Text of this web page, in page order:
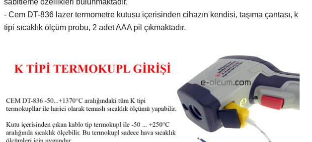
sabitleme özellikleri bulunmaktadır.
- Cem DT-836 lazer termometre kutusu içerisinden cihazın kendisi, taşıma çantası, k
tipi sıcaklık ölçüm probu, 2 adet AAA pil çıkmaktadır.